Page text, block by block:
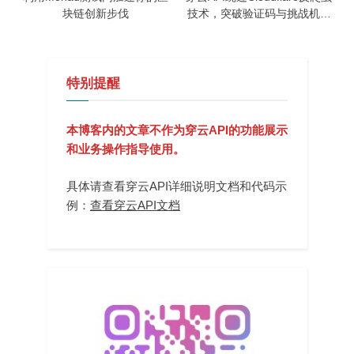
块链创新步伐
技术，突破验证码与挑战机制
特别提醒
本博客内的文章不作为穿云API的功能展示
和业务操作指导使用。
具体请查看穿云API详细说明文档和代码示
例： 查看穿云API文档